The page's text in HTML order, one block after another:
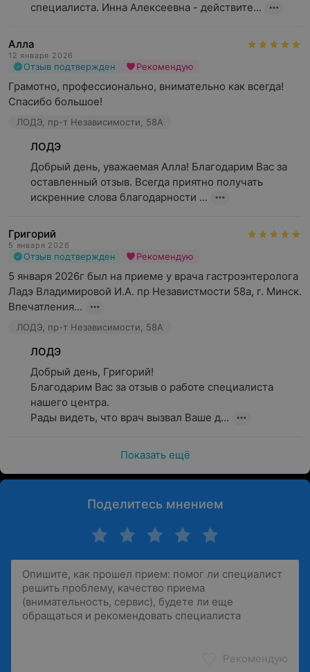
специалиста. Инна Алексеевна - действите...
Алла
12 января 2026
Отзыв подтвержден Рекомендую
Грамотно, профессионально, внимательно как всегда!
Спасибо большое!
ЛОДЭ, пр-т Независимости, 58А
ЛОДЭ
Добрый день, уважаемая Алла! Благодарим Вас за
оставленный отзыв. Всегда приятно получать
искренние слова благодарности ...
Григорий
5 января 2026
Отзыв подтвержден Рекомендую
5 января 2026г был на приеме у врача гастроэнтеролога
Ладэ Владимировой И.А. пр Независтмости 58а, г. Минск.
Впечатления...
ЛОДЭ, пр-т Независимости, 58А
ЛОДЭ
Добрый день, Григорий!
Благодарим Вас за отзыв о работе специалиста
нашего центра.
Рады видеть, что врач вызвал Ваше д...
Показать ещё
Поделитесь мнением
Рекомендую